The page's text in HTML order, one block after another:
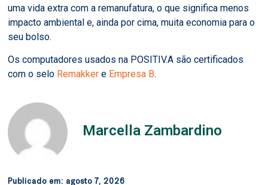
uma vida extra com a remanufatura, o que significa menos
impacto ambiental e, ainda por cima, muita economia para o
seu bolso.
Os computadores usados na POSITIV.A são certificados
com o selo Remakker e Empresa B.
Marcella Zambardino
Publicado em:agosto 7, 2026